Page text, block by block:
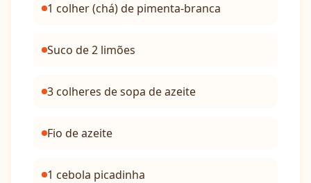
1 colher (chá) de pimenta-branca
Suco de 2 limões
3 colheres de sopa de azeite
Fio de azeite
1 cebola picadinha